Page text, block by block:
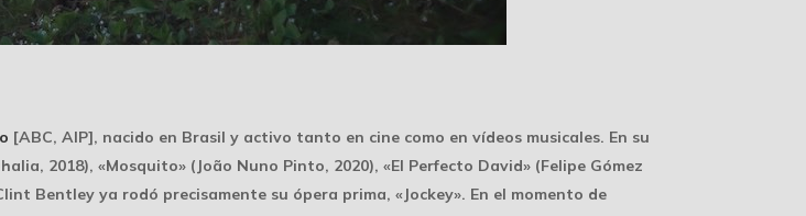
[ABC, AIP], nacido en Brasil y activo tanto en cine como en vídeos musicales. En su
2018), «Mosquito» (João Nuno Pinto, 2020), «El Perfecto David» (Felipe Gómez
Bentley ya rodó precisamente su ópera prima, «Jockey». En el momento de